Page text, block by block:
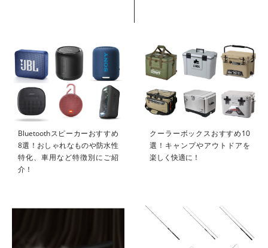
Bluetoothスピーカーおすすめ
8選！おしゃれなものや防水性
特化、車用など特徴別にご紹
介！
クーラーボックスおすすめ10
選！キャンプやアウトドアを
楽しく快適に！